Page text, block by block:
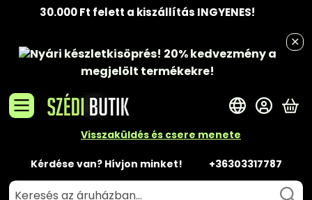
30.000 Ft felett a kiszállítás INGYENES!
Nyári készletkisöprés! 20% kedvezménya
megjelölt termékekre!
Visszaküldés és csere menete
Kérdése van? Hívjon minket! +36303317787
A